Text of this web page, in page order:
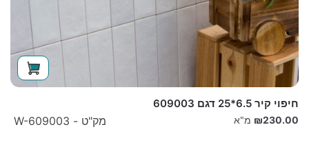
חיפוי קיר 6.5*25 דגם 609003
מק"ט - W-609003 ₪230.00 מ"א